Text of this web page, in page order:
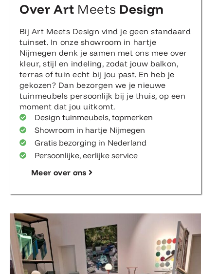
Over Art Meets Design
Bij Art Meets Design vind je geen standaard
tuinset. In onze showroom in hartje
Nijmegen denk je samen met ons mee over
kleur, stijl en indeling, zodat jouw balkon,
terras of tuin echt bij jou past. En heb je
gekozen? Dan bezorgen we je nieuwe
tuinmeubels persoonlijk bij je thuis, op een
moment dat jou uitkomt.
Design tuinmeubels, topmerken
Showroom in hartje Nijmegen
Gratis bezorging in Nederland
Persoonlijke, eerlijke service
Meer over ons